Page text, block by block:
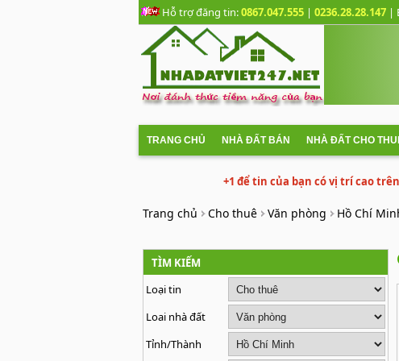
Hỗ trợ đăng tin:0867.047.555 | 0236.28.28.147 |
TRANG CHỦ NHÀ ĐẤT BÁN NHÀ ĐẤT CHO
+1 để tin của bạn có vị trí cao
Trang chủ Cho thuê Văn phòng Hồ Chí
TÌM KIẾM
Loại tin
Loai nhà đất
Tỉnh/Thành